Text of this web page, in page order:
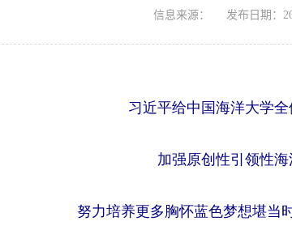
信息来源： 发布日期：
习近平给中国海洋大学
加强原创性引领性
努力培养更多胸怀蓝色梦想堪当